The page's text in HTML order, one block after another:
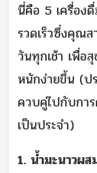
นี่คือ 5 เครื่อง
รวดเร็วซึ่งคุณ
วันทุกเช้า เพื่อ
หนักง่ายขึ้น (ป
ควบคู่ไปกับกา
เป็นประจำ)
1. น้ำมะนาวผส